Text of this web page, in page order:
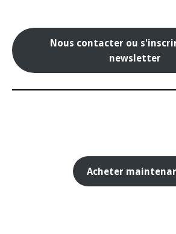
Nous contacter ou
newsletter
Acheter